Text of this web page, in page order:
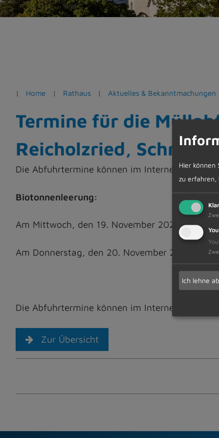
e
n
Home Rathaus Aktuelles & Bekanntmachungen
Termine für die
Reicholzried,
Die Abfuhrtermine können im Internet unter
Biotonnenleerung:
Am Mittwoch, den 19. November 2025, in
Am Donnerstag, den 20. November 2025, in
Die Abfuhrtermine können im Internet unter
Zur Übersicht
Hier können
zu erfahren,
Ich lehne ab